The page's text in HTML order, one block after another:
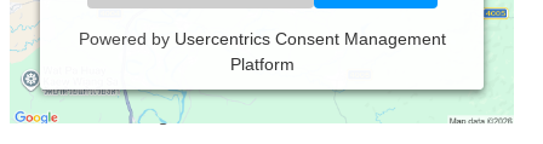
Powered by Usercentrics Consent Management
Platform
Praxiszeiten:
Nach Vereinbarung, sowie auch am Wochenende